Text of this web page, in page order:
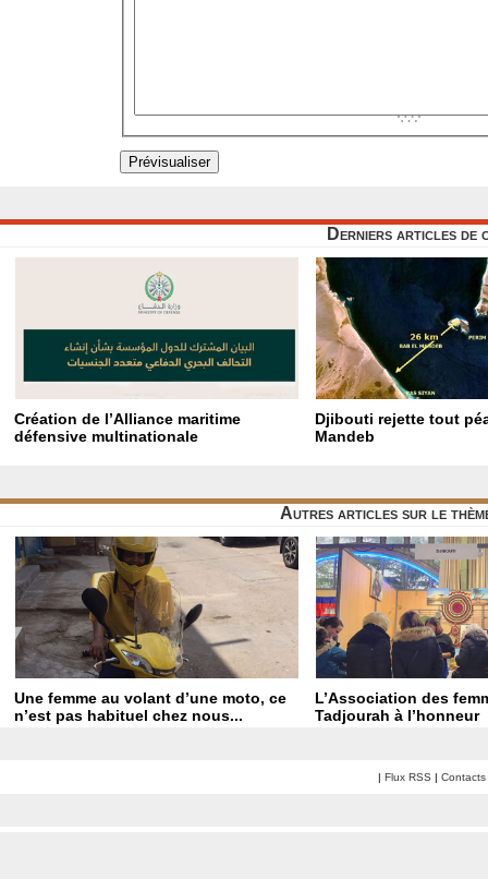
Derniers articles de
Création de l’Alliance maritime
défensive multinationale
Djibouti rejette tout
Mandeb
Autres articles sur le
Une femme au volant d’une moto, ce
n’est pas habituel chez nous...
L’Association des
Tadjourah à l’honneur
| Flux RSS | Contacts